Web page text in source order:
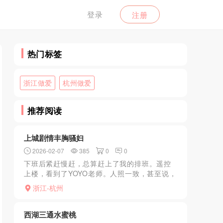
登录 注册
热门标签
浙江做爱 杭州做爱
推荐阅读
上城剧情丰胸骚妇
2026-02-07 385 0 0
下班后紧赶慢赶，总算赶上了我的排班。遥控
上楼，看到了YOYO老师。人照一致，甚至说，
照片上还显胖一点。不认生，我们寒暄几句就
开始进入正题。因为提前把剧情发给了老师，
浙江-杭州
西湖三通水蜜桃